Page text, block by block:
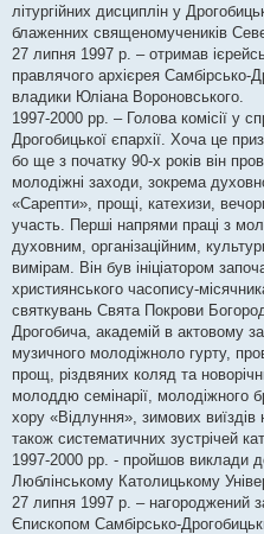
літургійних дисциплін у
блаженних священомучеників
27 липня 1997 р. – отримав
правлячого архієрея Самбірсько-
владики Юліана Вороновського.
1997-2000 рр. – Голова комісії у
Дрогобицької єпархії. Хоча це
бо ще з початку 90-х років він
молодіжні заходи, зокрема
«Сарепти», прощі, катехизи,
участь. Перші напрями праці з
духовним, організаційним,
вимірам. Він був ініціатором
християнського часопису-
святкувань Свята Покрови
Дрогобича, академій в актовому
музичного молодіжноло гурту,
прощ, різдвяних коляд та
молоддю семінарії, молодіжного
хору «Відлуння», зимових
також систематичних зустрічей
1997-2000 рр. - пройшов виклади
Люблінському Католицькому
27 липня 1997 р. – нагороджений
Єпископом Самбірсько-